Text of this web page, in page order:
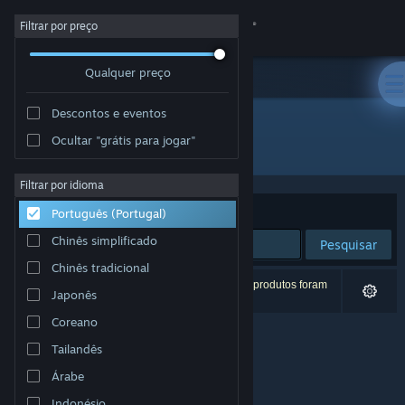
Iniciar sessão
Sobre
Apoio
Alterar idioma
Instala a app móvel do Steam
Ver versão para computadores
Filtrar por preço
Qualquer preço
Descontos e eventos
Ocultar "grátis para jogar"
Filtrar por idioma
Português (Portugal)
Chinês simplificado
Chinês tradicional
Japonês
Coreano
Tailandês
Árabe
Developer: Dryden Thomas Games
Ordenar por Relevância
Pesquisar
0 resultados correspondentes à tua pesquisa. 6 produtos foram
excluídos com base nas tuas preferências.